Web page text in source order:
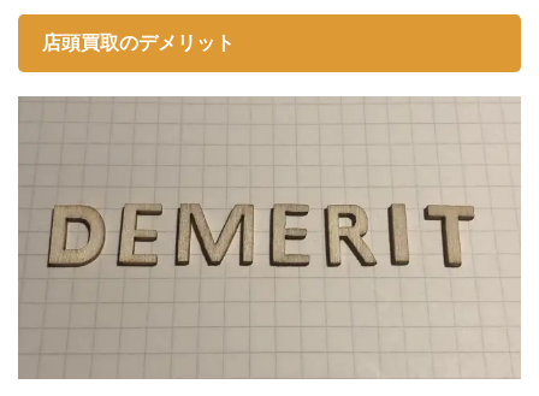
店頭買取のデメリット